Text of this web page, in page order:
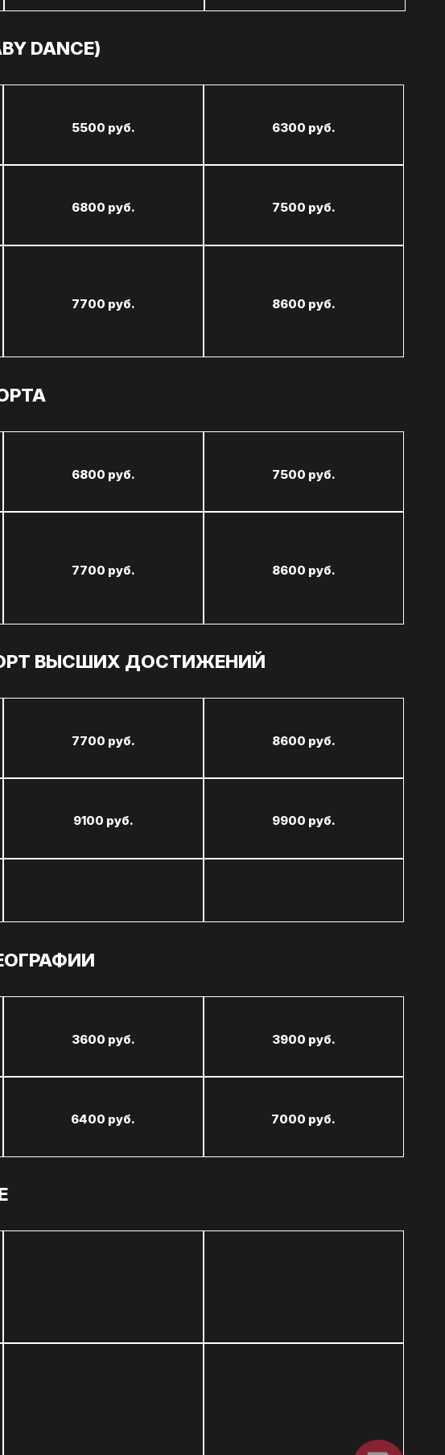
DANCE)
5500 руб. 6300 руб.
6800 руб. 7500 руб.
7700 руб. 8600 руб.
6800 руб. 7500 руб.
7700 руб. 8600 руб.
ВЫСШИХ ДОСТИЖЕНИЙ
7700 руб. 8600 руб.
9100 руб. 9900 руб.
3600 руб. 3900 руб.
6400 руб. 7000 руб.